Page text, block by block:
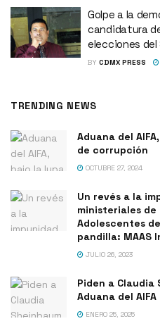
Golpe a la
candidatura
elecciones del
BY CDMX PRESS
TRENDING NEWS
Aduana del
de corrupción
OCTUBRE 27, 2024
Un revés a la
ministeriales de
Adolescentes
pandilla: MAAS
JULIO 26, 2023
Piden a Claudia
Aduana del AIFA
ENERO 25, 2025